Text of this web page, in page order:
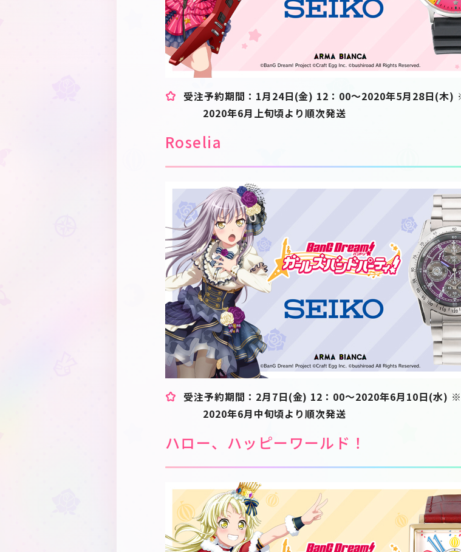
受注予約期間：1月24日(金) 12：00～2020年5月28日(木)
2020年6月上旬頃より順次発送
Roselia
受注予約期間：2月7日(金) 12：00～2020年6月10日(水)
2020年6月中旬頃より順次発送
ハロー、ハッピーワールド！